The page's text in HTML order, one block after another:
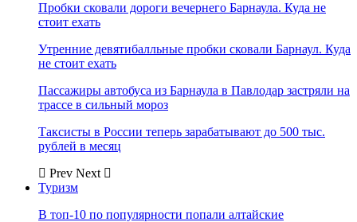
Пробки сковали дороги вечернего Барнаула. Куда не
стоит ехать
Утренние девятибалльные пробки сковали Барнаул. Куда
не стоит ехать
Пассажиры автобуса из Барнаула в Павлодар застряли на
трассе в сильный мороз
Таксисты в России теперь зарабатывают до 500 тыс.
рублей в месяц
Prev Next
Туризм
В топ-10 по популярности попали алтайские